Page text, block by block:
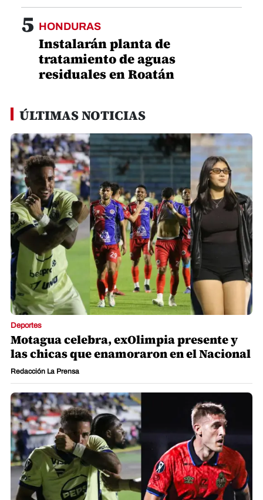
5 HONDURAS
Instalarán planta de
tratamiento de aguas
residuales en Roatán
ÚLTIMAS NOTICIAS
Deportes
Motagua celebra, exOlimpia presente y
las chicas que enamoraron en el Nacional
Redacción La Prensa